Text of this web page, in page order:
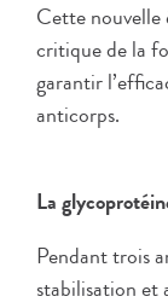
Cette
critique de la
garantir
anticorps.
La
Pendant trois
stabilisation et